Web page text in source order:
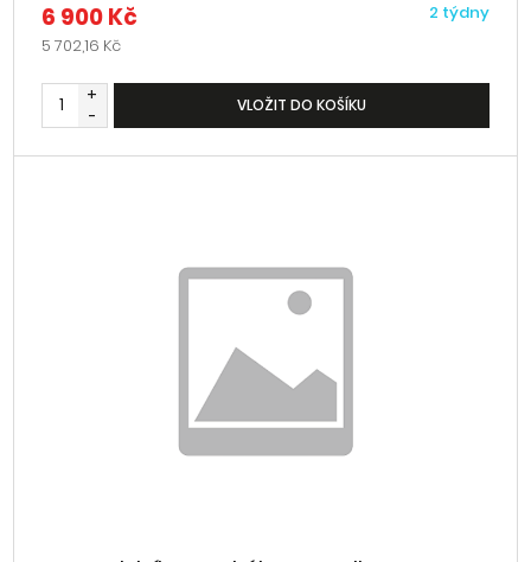
6 900 Kč
5 702,16 Kč
2 týdny
+
-
VLOŽIT DO KOŠÍKU